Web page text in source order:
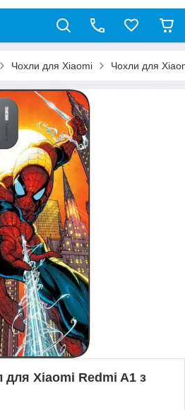
Чохли для Xiaomi Чохли для
для Xiaomi Redmi A1 з